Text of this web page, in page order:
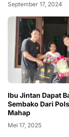
September 17, 2024
Ibu Jintan Dapat
Sembako Dari
Mahap
Mei 17, 2025